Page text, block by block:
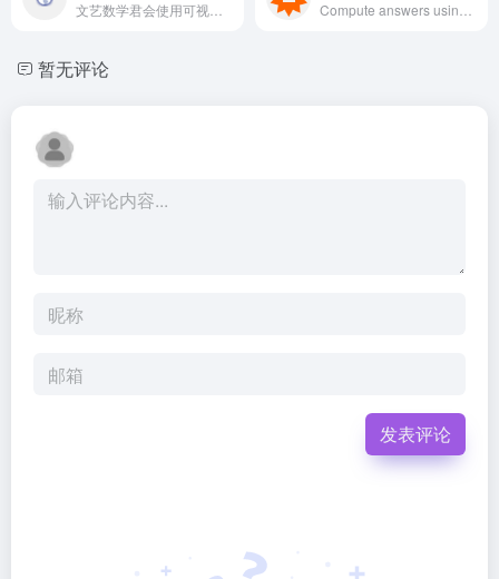
暂无评论
发表评论